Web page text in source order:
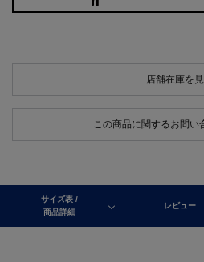
店舗在庫を
この商品に関するお問い
サイズ表 /
商品詳細
レビュー